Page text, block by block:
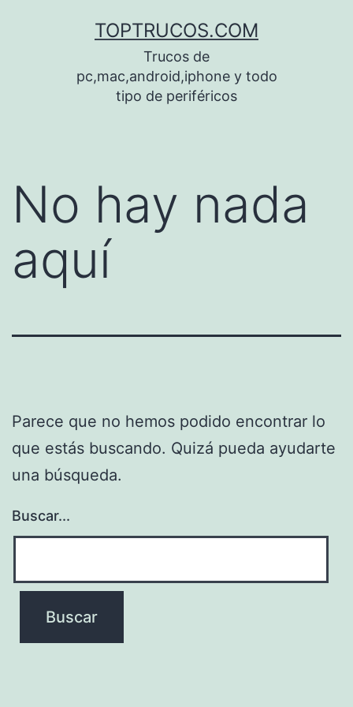
TOPTRUCOS.COM
Trucos de
pc,mac,android,iphone y todo
tipo de periféricos
No hay nada
aquí
Parece que no hemos podido encontrar lo
que estás buscando. Quizá pueda ayudarte
una búsqueda.
Buscar...